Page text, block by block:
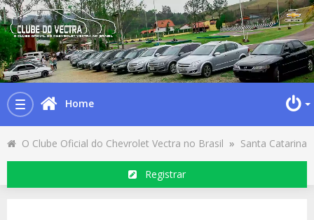
Toggle
navigation
Home
O Clube Oficial do Chevrolet Vectra no Brasil » Santa Catarina
Registrar